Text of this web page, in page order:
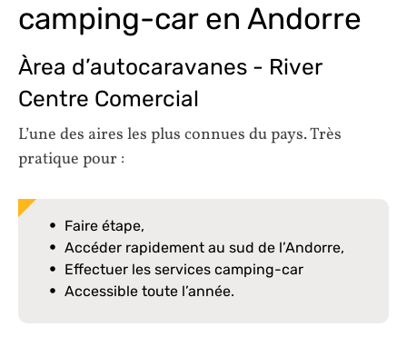
camping-car en Andorre
Àrea d’autocaravanes - River
Centre Comercial
L’une des aires les plus connues du pays. Très
pratique pour :
Faire étape,
Accéder rapidement au sud de l’Andorre,
Effectuer les services camping-car
Accessible toute l’année.